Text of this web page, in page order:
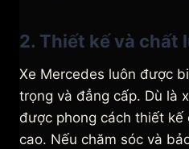
2. Thiết kế và chất
Xe Mercedes luôn được
trọng và đẳng cấp. Dù là
được phong cách thiết
cao. Nếu chăm sóc và